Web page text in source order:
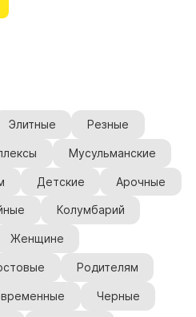
в виде дерева
с лебедями
в форме волны
Хачкары
ростовые
в форме скалы
Родителям
Элитные Резные
Мусульманские
Детские Арочные
Колумбарий
Женщине
Родителям
Черные